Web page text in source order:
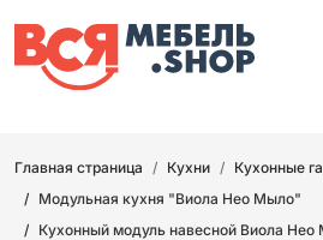
Главная страница Кухни
Кухонные
Модульная кухня "Виола Нео Мыло"
Кухонный модуль навесной Виола